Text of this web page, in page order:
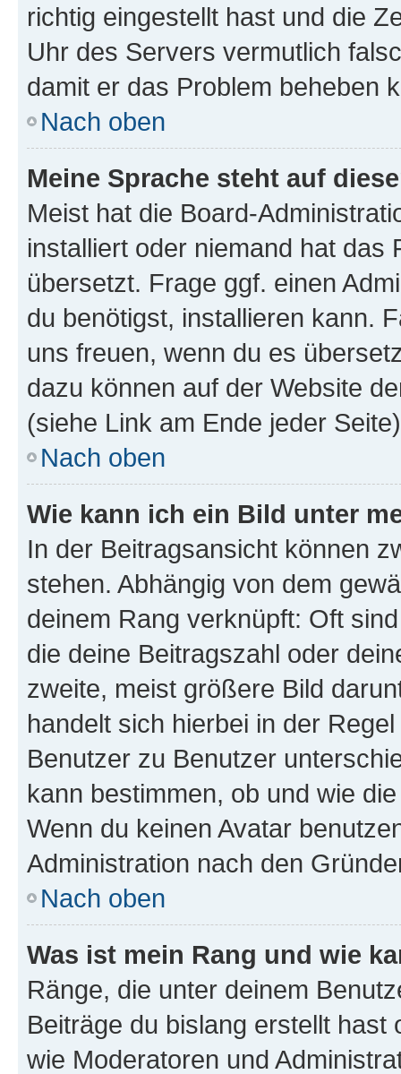
richtig eingestellt hast und die
Uhr des Servers vermutlich
damit er das Problem beheben
Nach oben
Meine Sprache steht auf
Meist hat die Board-
installiert oder niemand hat das
übersetzt. Frage ggf. einen
du benötigst, installieren kann.
uns freuen, wenn du es
dazu können auf der Website
(siehe Link am Ende jeder
Nach oben
Wie kann ich ein Bild unter
In der Beitragsansicht können
stehen. Abhängig von dem
deinem Rang verknüpft: Oft
die deine Beitragszahl oder
zweite, meist größere Bild
handelt sich hierbei in der
Benutzer zu Benutzer
kann bestimmen, ob und wie
Wenn du keinen Avatar
Administration nach den
Nach oben
Was ist mein Rang und wie
Ränge, die unter deinem
Beiträge du bislang erstellt
wie Moderatoren und